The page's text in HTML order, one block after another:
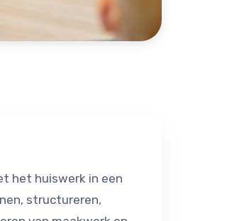
het huiswerk in een
structureren,